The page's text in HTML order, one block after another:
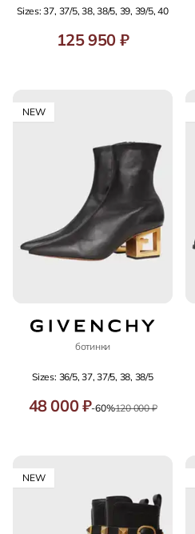
Sizes: 37, 37/5, 38, 38/5, 39, 39/5, 40
125 950 ₽
NEW
ботинки
Sizes: 36/5, 37, 37/5, 38, 38/5
48 000 ₽-60%120 000 ₽
NEW